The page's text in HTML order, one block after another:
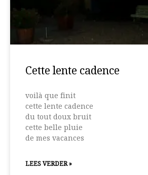
Cette lente cadence
voilà que finit
cette lente cadence
du tout doux bruit
cette belle pluie
de mes vacances
LEES VERDER »